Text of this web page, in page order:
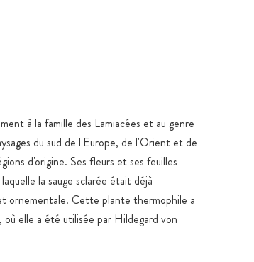
Stockage en verre ambré ou dans des
spécifiques selon le règlement CE 10/
Expédition dans des cartons certifiés et
produits alimentaires
Tous les produits 100 % exempts de
nanoparticules (sauf exceptions
à la famille des Lamiacées et au genre
du sud de l'Europe, de l'Orient et de
d'origine. Ses fleurs et ses feuilles
la sauge sclarée était déjà
ornementale. Cette plante thermophile a
elle a été utilisée par Hildegard von